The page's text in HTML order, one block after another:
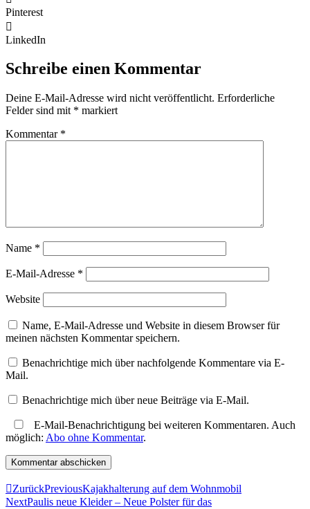
Pinterest
LinkedIn
Schreibe einen Kommentar
Deine E-Mail-Adresse wird nicht veröffentlicht. Erforderliche
Felder sind mit * markiert
Kommentar *
Name *
E-Mail-Adresse *
Website
Name, E-Mail-Adresse und Website in diesem Browser für
meinen nächsten Kommentar speichern.
Benachrichtige mich über nachfolgende Kommentare via E-
Mail.
Benachrichtige mich über neue Beiträge via E-Mail.
E-Mail-Benachrichtigung bei weiteren Kommentaren. Auch
möglich: Abo ohne Kommentar.
ZurückPreviousKajakhalterung auf dem Wohnmobil
NextPaulis neue Kleider – Neue Polster für das